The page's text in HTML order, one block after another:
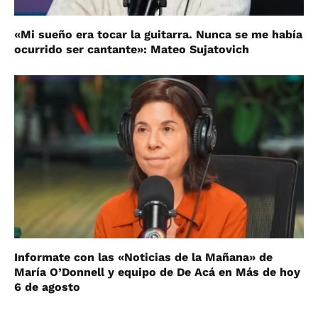
«Mi sueño era tocar la guitarra. Nunca se me había
ocurrido ser cantante»: Mateo Sujatovich
Informate con las «Noticias de la Mañana» de
María O’Donnell y equipo de De Acá en Más de hoy
6 de agosto